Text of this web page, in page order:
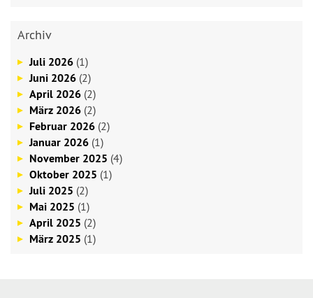
Archiv
Juli 2026 (1)
Juni 2026 (2)
April 2026 (2)
März 2026 (2)
Februar 2026 (2)
Januar 2026 (1)
November 2025 (4)
Oktober 2025 (1)
Juli 2025 (2)
Mai 2025 (1)
April 2025 (2)
März 2025 (1)